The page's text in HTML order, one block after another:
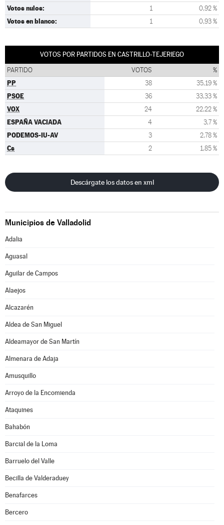
Votos nulos: 1 0,92 %
Votos en blanco: 1 0,93 %
VOTOS POR PARTIDOS EN CASTRILLO-TEJERIEGO
PARTIDO VOTOS %
PP 38 35,19 %
PSOE 36 33,33 %
VOX 24 22,22 %
ESPAÑA VACIADA 4 3,7 %
PODEMOS-IU-AV 3 2,78 %
Cs 2 1,85 %
Descárgate los datos en xml
Municipios de Valladolid
Adalia
Aguasal
Aguilar de Campos
Alaejos
Alcazarén
Aldea de San Miguel
Aldeamayor de San Martín
Almenara de Adaja
Amusquillo
Arroyo de la Encomienda
Ataquines
Bahabón
Barcial de la Loma
Barruelo del Valle
Becilla de Valderaduey
Benafarces
Bercero